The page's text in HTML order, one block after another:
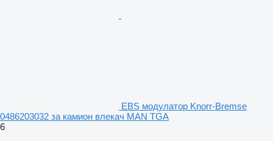
EBS модулатор Knorr-Bremse
0486203032 за камион влекач MAN TGA
6